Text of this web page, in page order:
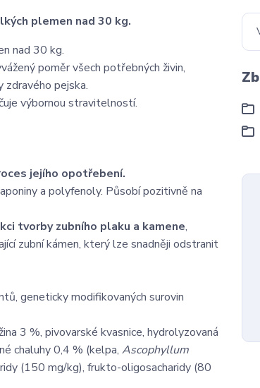
plemen nad 30 kg.
nad 30 kg.
poměr všech potřebných živin,
zdravého pejska.
výbornou stravitelností.
jejího opotřebení.
a polyfenoly. Působí pozitivně na
tvorby zubního plaku a kamene,
zubní kámen, který lze snadněji odstranit
geneticky modifikovaných surovin
3 %, pivovarské kvasnice, hydrolyzovaná
chaluhy 0,4 % (kelpa, Ascophyllum
(150 mg/kg), frukto-oligosacharidy (80